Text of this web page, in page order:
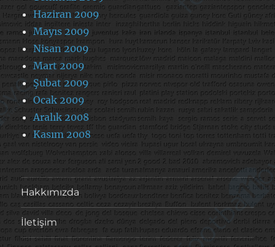
Haziran 2009
Mayıs 2009
Nisan 2009
Mart 2009
Şubat 2009
Ocak 2009
Aralık 2008
Kasım 2008
Hakkımızda
İletişim